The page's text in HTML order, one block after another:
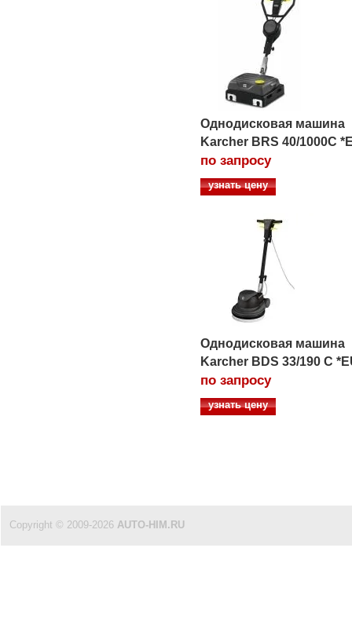
Однодисковая машина
Karcher BRS 40/1000C
по запросу
узнать цену
Однодисковая машина
Karcher BDS 33/190 C
по запросу
узнать цену
Copyright © 2009-2026 AUTO-HIM.RU